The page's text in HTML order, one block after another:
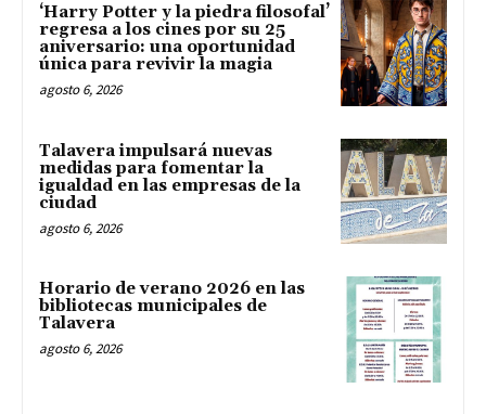
‘Harry Potter y la piedra filosofal’
regresa a los cines por su 25
aniversario: una oportunidad
única para revivir la magia
agosto 6, 2026
Talavera impulsará nuevas
medidas para fomentar la
igualdad en las empresas de la
ciudad
agosto 6, 2026
Horario de verano 2026 en las
bibliotecas municipales de
Talavera
agosto 6, 2026